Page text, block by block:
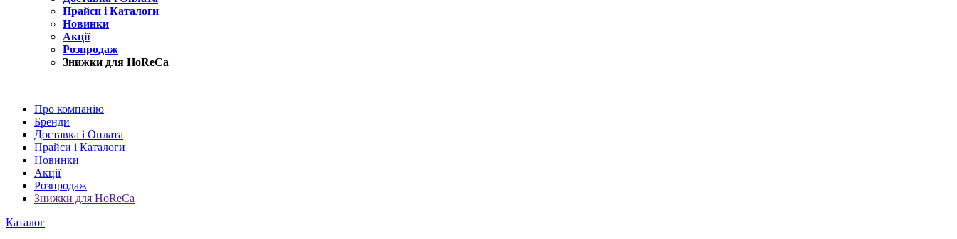
Прайси і Каталоги
Новинки
Акції
Розпродаж
Знижки для HoReCa
Про компанію
Бренди
Доставка і Оплата
Прайси і Каталоги
Новинки
Акції
Розпродаж
Знижки для HoReCa
Каталог